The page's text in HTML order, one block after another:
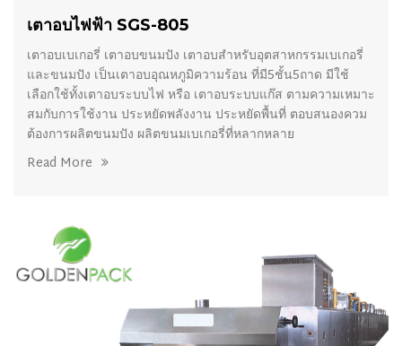
เตาอบไฟฟ้า SGS-805
เตาอบเบเกอรี่ เตาอบขนมปัง เตาอบสำหรับอุตสาหกรรมเบเกอรี่
และขนมปัง เป็นเตาอบอุณหภูมิความร้อน ที่มี5ชั้น5ถาด มีใช้
เลือกใช้ทั้งเตาอบระบบไฟ หรือ เตาอบระบบแก๊ส ตามความเหมาะ
สมกับการใช้งาน ประหยัดพลังงาน ประหยัดพื้นที่ ตอบสนองควม
ต้องการผลิตขนมปัง ผลิตขนมเบเกอรี่ที่หลากหลาย
Read More